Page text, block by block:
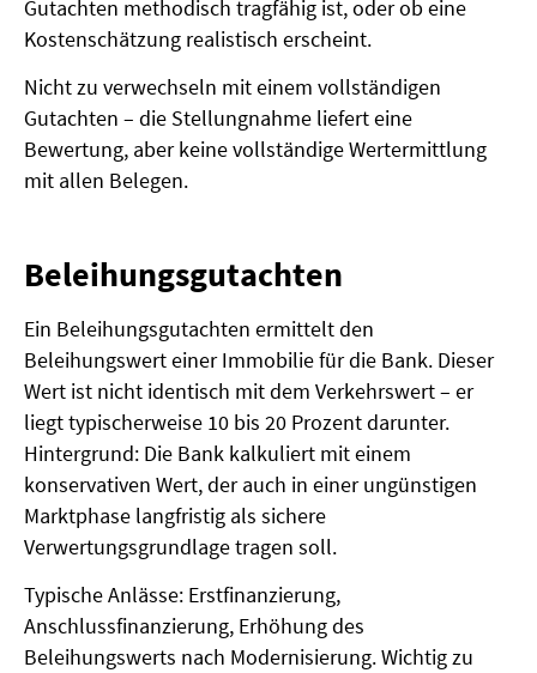
Gutachten methodisch tragfähig ist, oder ob eine
Kostenschätzung realistisch erscheint.
Nicht zu verwechseln mit einem vollständigen
Gutachten – die Stellungnahme liefert eine
Bewertung, aber keine vollständige Wertermittlung
mit allen Belegen.
Beleihungsgutachten
Ein Beleihungsgutachten ermittelt den
Beleihungswert einer Immobilie für die Bank. Dieser
Wert ist nicht identisch mit dem Verkehrswert – er
liegt typischerweise 10 bis 20 Prozent darunter.
Hintergrund: Die Bank kalkuliert mit einem
konservativen Wert, der auch in einer ungünstigen
Marktphase langfristig als sichere
Verwertungsgrundlage tragen soll.
Typische Anlässe: Erstfinanzierung,
Anschlussfinanzierung, Erhöhung des
Beleihungswerts nach Modernisierung. Wichtig zu